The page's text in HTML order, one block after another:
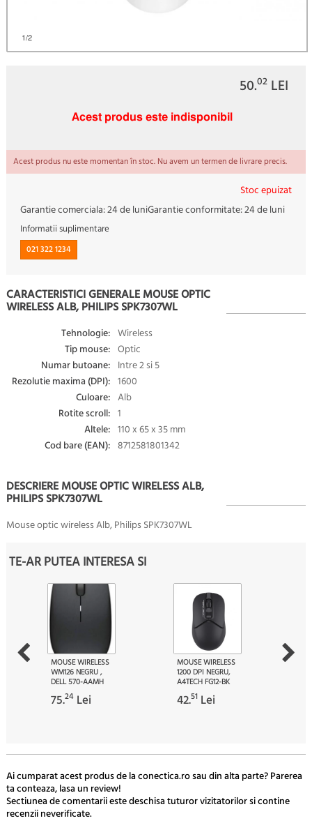
1/2
50.02 LEI
Acest produs este indisponibil
Acest produs nu este momentan în stoc. Nu avem un termen de livrare precis.
Stoc epuizat
Garantie comerciala:24 de luniGarantie conformitate:24 de luni
Informatii suplimentare
021 322 1234
CARACTERISTICI GENERALE MOUSE OPTIC
WIRELESS ALB, PHILIPS SPK7307WL
Tehnologie: Wireless
Tip mouse: Optic
Numar butoane: Intre 2 si 5
Rezolutie maxima (DPI): 1600
Culoare: Alb
Rotite scroll: 1
Altele: 110 x 65 x 35 mm
Cod bare (EAN): 8712581801342
DESCRIERE MOUSE OPTIC WIRELESS ALB,
PHILIPS SPK7307WL
Mouse optic wireless Alb, Philips SPK7307WL
TE-AR PUTEA INTERESA SI
MOUSE WIRELESS
WM126 NEGRU ,
DELL 570-AAMH
75.24 Lei
MOUSE WIRELESS
1200 DPI NEGRU,
A4TECH FG12-BK
42.51 Lei
Ai cumparat acest produs de la conectica.ro sau din alta parte? Parerea
ta conteaza, lasa un review!
Sectiunea de comentarii este deschisa tuturor vizitatorilor si contine
recenzii neverificate.